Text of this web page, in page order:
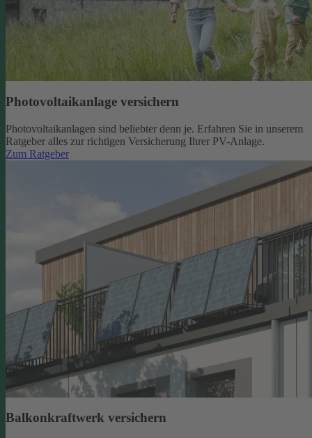
Photovoltaikanlage versichern
Photovoltaikanlagen sind beliebter denn je. Erfahren Sie in unserem
Ratgeber alles zur richtigen Versicherung Ihrer PV-Anlage.
Zum Ratgeber
Balkonkraftwerk versichern